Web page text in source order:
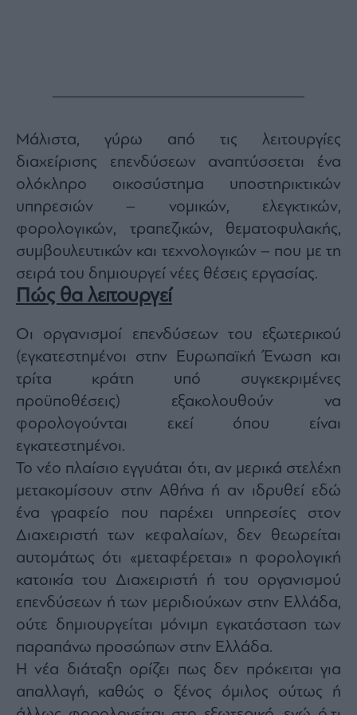
Εγγραφείτε
στο
Newsletter
mononews.gr
submitting
your
you
agree
to
our
and
Notice.
You
can
opt
out
at
time.
site
is
protected
by
and
Google
Privacy
and
of
apply.
Μάλιστα, γύρω από τις λειτουργίες
διαχείρισης επενδύσεων αναπτύσσεται ένα
ολόκληρο οικοσύστημα υποστηρικτικών
υπηρεσιών – νομικών, ελεγκτικών,
φορολογικών, τραπεζικών, θεματοφυλακής,
συμβουλευτικών και τεχνολογικών – που με τη
σειρά του δημιουργεί νέες θέσεις εργασίας.
Πώς θα λειτουργεί
Οι οργανισμοί επενδύσεων του εξωτερικού
(εγκατεστημένοι στην Ευρωπαϊκή Ένωση και
τρίτα κράτη υπό συγκεκριμένες
προϋποθέσεις) εξακολουθούν να
φορολογούνται εκεί όπου είναι
εγκατεστημένοι.
Το νέο πλαίσιο εγγυάται ότι, αν μερικά στελέχη
μετακομίσουν στην Αθήνα ή αν ιδρυθεί εδώ
ένα γραφείο που παρέχει υπηρεσίες στον
Διαχειριστή των κεφαλαίων, δεν θεωρείται
αυτομάτως ότι «μεταφέρεται» η φορολογική
κατοικία του Διαχειριστή ή του οργανισμού
επενδύσεων ή των μεριδιούχων στην Ελλάδα,
ούτε δημιουργείται μόνιμη εγκατάσταση των
παραπάνω προσώπων στην Ελλάδα.
Η νέα διάταξη ορίζει πως δεν πρόκειται για
απαλλαγή, καθώς ο ξένος όμιλος ούτως ή